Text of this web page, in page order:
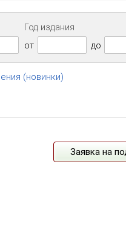
Год издания
от
до
(новинки)
Заявка на